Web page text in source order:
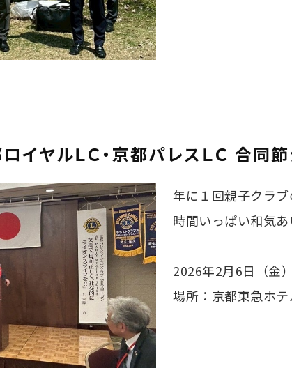
イヤルＬＣ・京都パレスＬＣ 合同
年に１回親子クラブ
時間いっぱい和気
2026年2月6日（金）
場所：京都東急ホテ